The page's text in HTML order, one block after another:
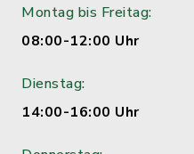
Montag bis Freitag:
08:00-12:00 Uhr
Dienstag:
14:00-16:00 Uhr